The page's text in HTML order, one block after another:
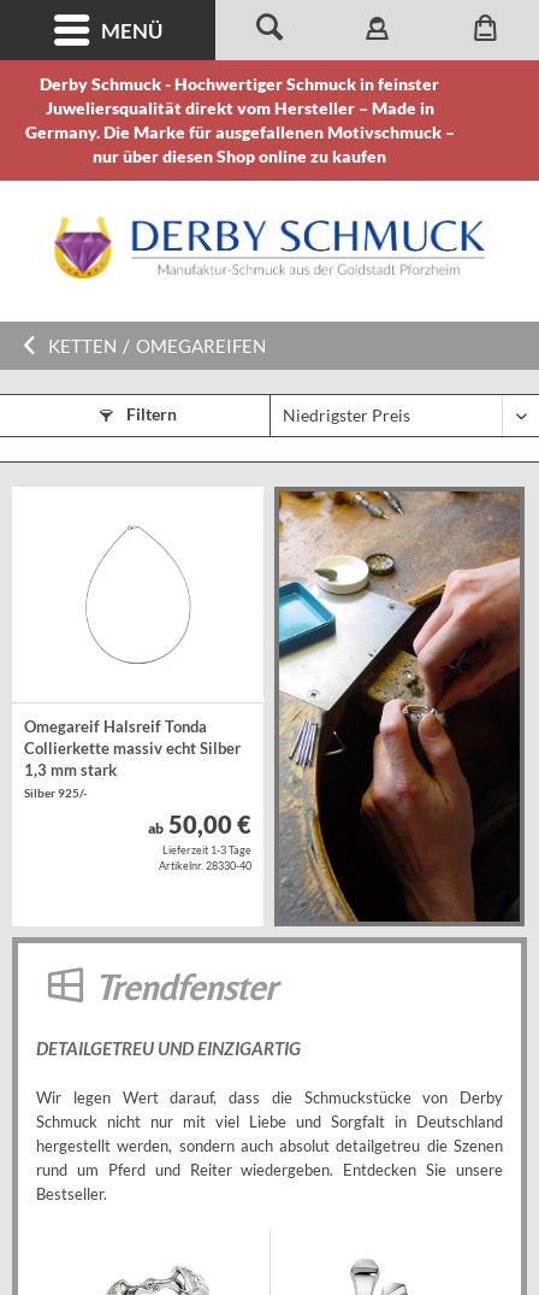
Derby Schmuck - Hochwertiger Schmuck in feinster
Juweliersqualität direkt vom Hersteller – Made in
Germany. Die Marke für ausgefallenen Motivschmuck –
nur über diesen Shop online zu kaufen
MENÜ
KETTEN / OMEGAREIFEN
Filtern
Trendfenster
DETAILGETREU UND EINZIGARTIG
Wir legen Wert darauf, dass die Schmuckstücke von Derby
Schmuck nicht nur mit viel Liebe und Sorgfalt in Deutschland
hergestellt werden, sondern auch absolut detailgetreu die Szenen
rund um Pferd und Reiter wiedergeben. Entdecken Sie unsere
Bestseller.
Omegareif Halsreif Tonda
Collierkette massiv echt Silber
1,3 mm stark
Silber 925/-
ab50,00 €
Lieferzeit 1-3 Tage
Artikelnr. 28330-40